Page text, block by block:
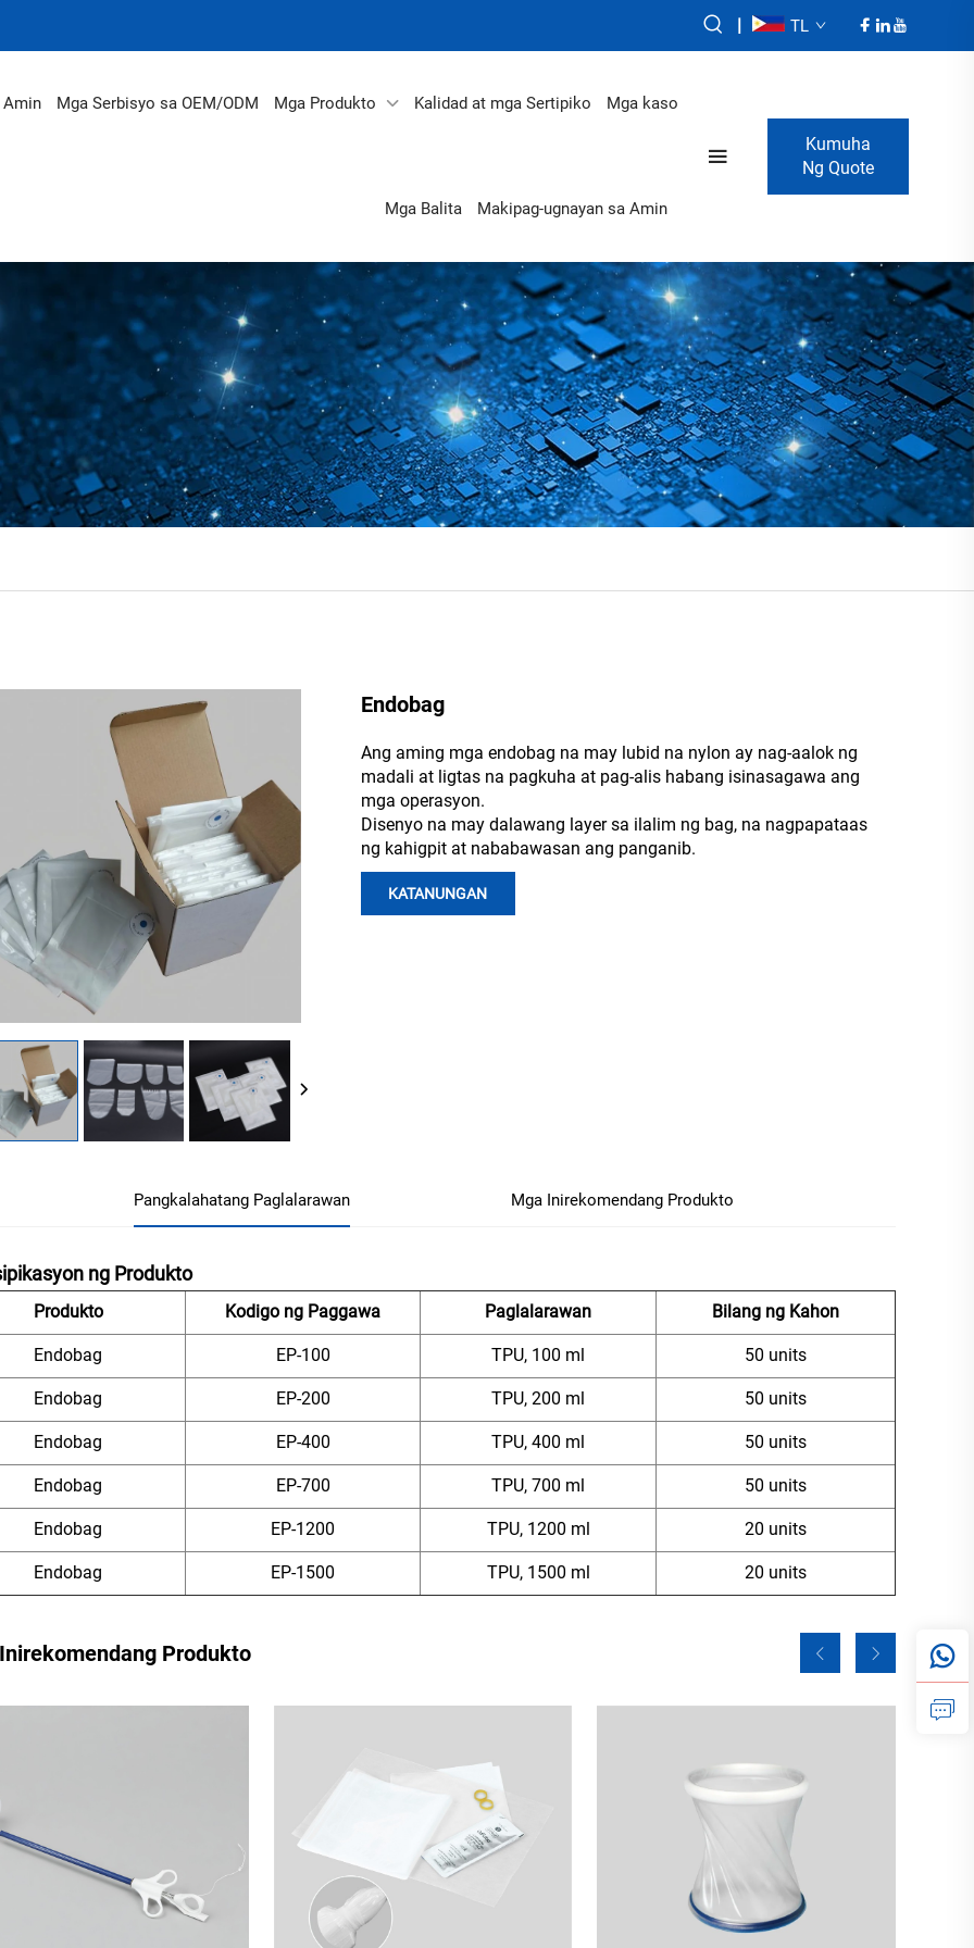
| TL
Amin Mga Serbisyo sa OEM/ODM Mga Produkto Kalidad at mga Sertipiko Mga kaso
Mga Balita Makipag-ugnayan sa Amin
Kumuha
Ng Quote
Endobag
Ang aming mga endobag na may lubid na nylon ay nag-aalok ng
madali at ligtas na pagkuha at pag-alis habang isinasagawa ang
mga operasyon.
Disenyo na may dalawang layer sa ilalim ng bag, na nagpapataas
ng kahigpit at nababawasan ang panganib.
KATANUNGAN
Pangkalahatang Paglalarawan Mga Inirekomendang Produkto
ng Produkto
Produkto Kodigo ng Paggawa Paglalarawan Bilang ng Kahon
Endobag EP-100 TPU, 100 ml 50 units
Endobag EP-200 TPU, 200 ml 50 units
Endobag EP-400 TPU, 400 ml 50 units
Endobag EP-700 TPU, 700 ml 50 units
Endobag EP-1200 TPU, 1200 ml 20 units
Endobag EP-1500 TPU, 1500 ml 20 units
Produkto